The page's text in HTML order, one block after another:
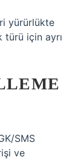
yürürlükte
türü için ayrı
SMS
ve